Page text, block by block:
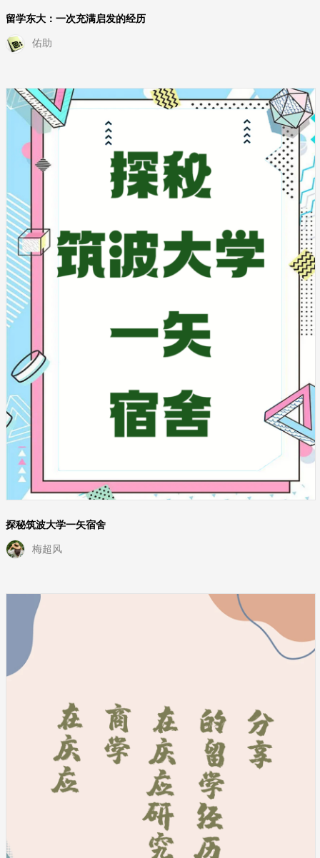
留学东大：一次充满启发的经历
佑助
探秘筑波大学一矢宿舍
梅超风